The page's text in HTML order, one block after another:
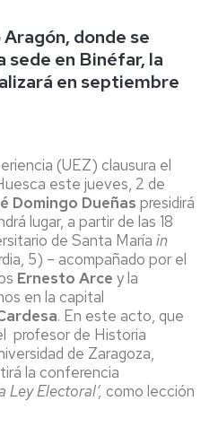
donde se
sede en Binéfar, la
en septiembre
(UEZ) clausura el
este jueves, 2 de
Domingo Dueñas presidirá
lugar, a partir de las 18
de Santa María in
5) – acompañado por el
Ernesto Arce y la
en la capital
. En este acto, que
profesor de Historia
de Zaragoza,
la conferencia
Ley Electoral’, como lección